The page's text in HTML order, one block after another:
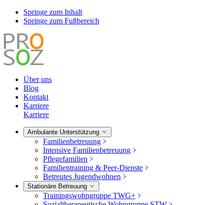
Springe zum Inhalt
Springe zum Fußbereich
Über uns
Blog
Kontakt
Karriere
Karriere
Ambulante Unterstützung
Familienbetreuung
Intensive Familienbetreuung
Pflegefamilien
Familientraining & Peer-Dienste
Betreutes Jugendwohnen
Stationäre Betreuung
Trainingswohngruppe TWG+